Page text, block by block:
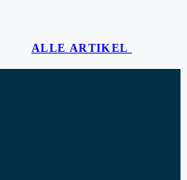
ALLE ARTIKEL